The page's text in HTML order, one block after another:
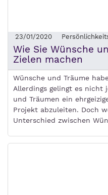
23/01/2020
Wie Sie Wünsche
Zielen machen
Wünsche und Träume
Allerdings gelingt es nicht
und Träumen ein
Projekt abzuleiten. Doch
Unterschied zwischen